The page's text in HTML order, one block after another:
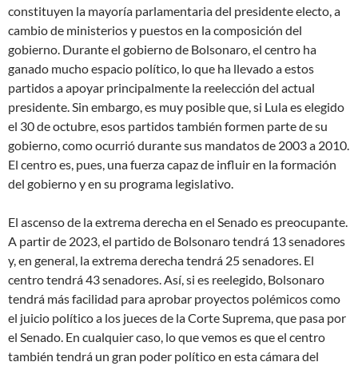
constituyen la mayoría parlamentaria del presidente electo, a
cambio de ministerios y puestos en la composición del
gobierno. Durante el gobierno de Bolsonaro, el centro ha
ganado mucho espacio político, lo que ha llevado a estos
partidos a apoyar principalmente la reelección del actual
presidente. Sin embargo, es muy posible que, si Lula es elegido
el 30 de octubre, esos partidos también formen parte de su
gobierno, como ocurrió durante sus mandatos de 2003 a 2010.
El centro es, pues, una fuerza capaz de influir en la formación
del gobierno y en su programa legislativo.
El ascenso de la extrema derecha en el Senado es preocupante.
A partir de 2023, el partido de Bolsonaro tendrá 13 senadores
y, en general, la extrema derecha tendrá 25 senadores. El
centro tendrá 43 senadores. Así, si es reelegido, Bolsonaro
tendrá más facilidad para aprobar proyectos polémicos como
el juicio político a los jueces de la Corte Suprema, que pasa por
el Senado. En cualquier caso, lo que vemos es que el centro
también tendrá un gran poder político en esta cámara del